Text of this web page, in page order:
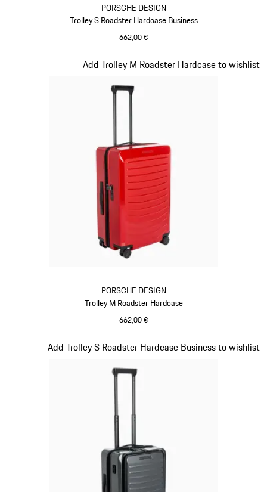
PORSCHE DESIGN
Trolley S Roadster Hardcase Business
662,00 €
PORSCHE DESIGN
Trolley M Roadster Hardcase
662,00 €
Add Trolley M Roadster Hardcase to wishlist
Diapositiva 13 di 20
Add Trolley S Roadster Hardcase Business to wishlist
Diapositiva 14 di 20